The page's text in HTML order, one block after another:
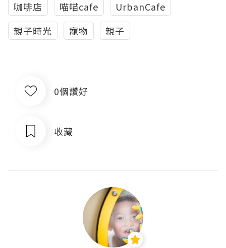
咖啡店
喵喵cafe
UrbanCafe
親子時光
寵物 親子
0個讚好
收藏